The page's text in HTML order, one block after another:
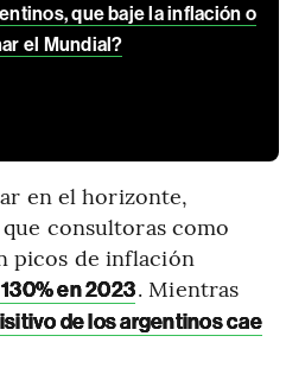
que baje la inflación o
el Mundial?
en el horizonte,
consultoras como
picos de inflación
en 2023. Mientras
de los argentinos cae